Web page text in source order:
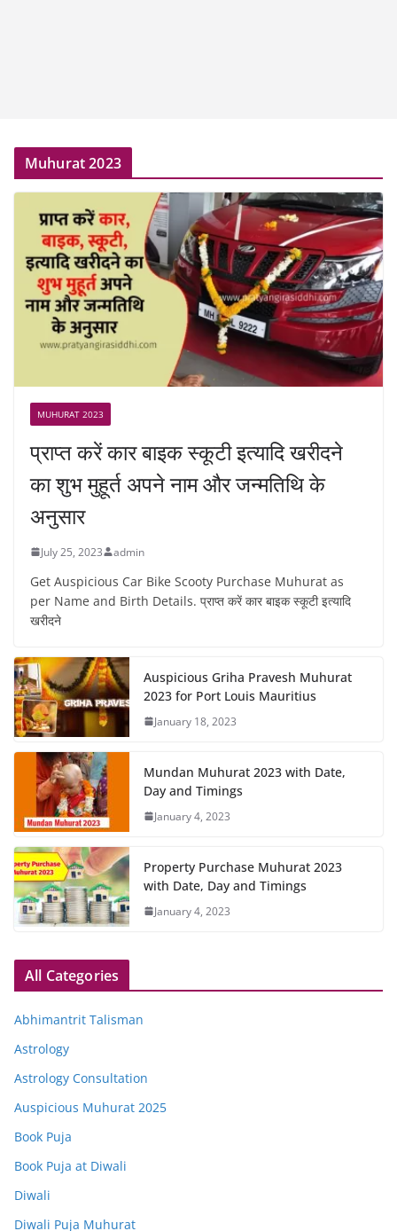
Muhurat 2023
MUHURAT 2023
प्राप्त करें कार बाइक स्कूटी इत्यादि खरीदने
का शुभ मुहूर्त अपने नाम और जन्मतिथि के
अनुसार
July 25, 2023 admin
Get Auspicious Car Bike Scooty Purchase Muhurat as
per Name and Birth Details. प्राप्त करें कार बाइक स्कूटी इत्यादि
खरीदने
Auspicious Griha Pravesh Muhurat
2023 for Port Louis Mauritius
January 18, 2023
Mundan Muhurat 2023 with Date,
Day and Timings
January 4, 2023
Property Purchase Muhurat 2023
with Date, Day and Timings
January 4, 2023
All Categories
Abhimantrit Talisman
Astrology
Astrology Consultation
Auspicious Muhurat 2025
Book Puja
Book Puja at Diwali
Diwali
Diwali Puja Muhurat